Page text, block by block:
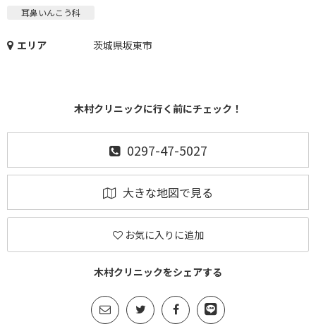
耳鼻いんこう科
エリア 茨城県坂東市
木村クリニックに行く前にチェック！
0297-47-5027
大きな地図で見る
お気に入りに追加
木村クリニックをシェアする